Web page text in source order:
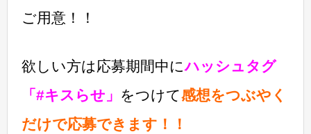
ご用意！！
欲しい方は応募期間中にハッシュタグ
「#キスらせ」 をつけて感想をつぶやく
だけで応募できます！！